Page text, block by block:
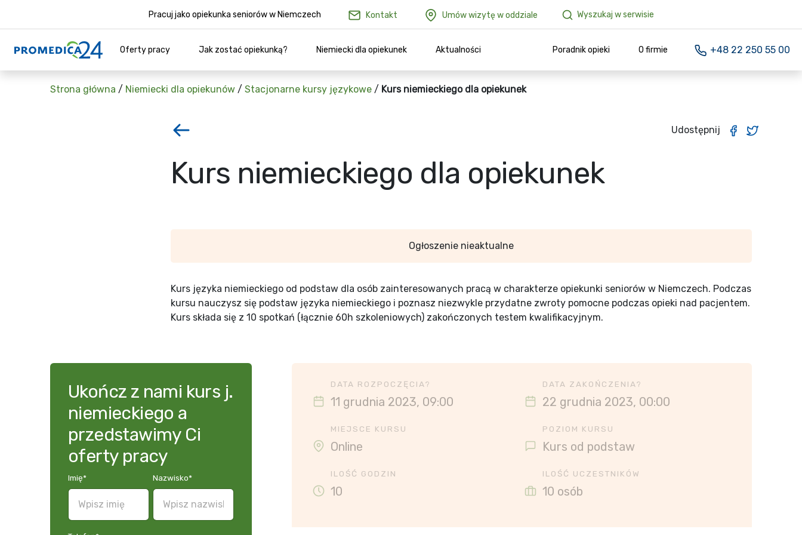
Pracuj jako opiekunka seniorów w Niemczech Kontakt Umów wizytę w oddziale Wyszukaj w serwisie
Oferty pracy Jak zostać opiekunką? Niemiecki dla opiekunek Aktualności Poradnik opieki O firmie +48 22 250 55 00
Strona główna / Niemiecki dla opiekunów / Stacjonarne kursy językowe / Kurs niemieckiego dla opiekunek
Udostępnij
Kurs niemieckiego dla opiekunek
Ogłoszenie nieaktualne
Kurs języka niemieckiego od podstaw dla osób zainteresowanych pracą w charakterze opiekunki seniorów w Niemczech. Podczas
kursu nauczysz się podstaw języka niemieckiego i poznasz niezwykle przydatne zwroty pomocne podczas opieki nad pacjentem.
Kurs składa się z 10 spotkań (łącznie 60h szkoleniowych) zakończonych testem kwalifikacyjnym.
Ukończ z nami kurs j.
niemieckiego a
przedstawimy Ci
oferty pracy
Imię* Nazwisko*
DATA ROZPOCZĘCIA?
11 grudnia 2023, 09:00
DATA ZAKOŃCZENIA?
22 grudnia 2023, 00:00
MIEJSCE KURSU
Online
POZIOM KURSU
Kurs od podstaw
ILOŚĆ GODZIN
10
ILOŚĆ UCZESTNIKÓW
10 osób